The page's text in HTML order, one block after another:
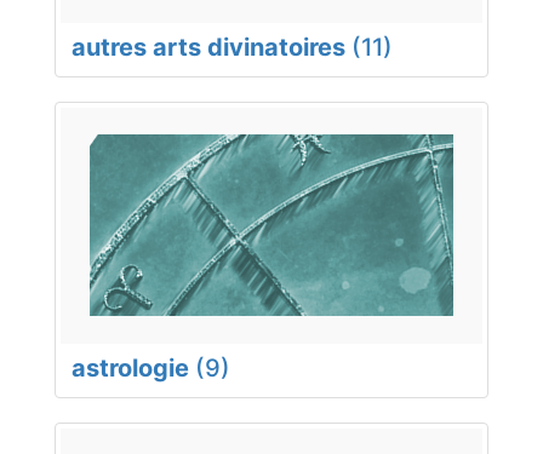
autres arts divinatoires (11)
astrologie (9)